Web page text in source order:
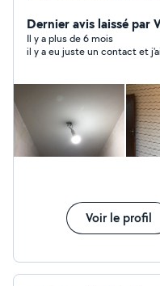
Je peint je pose de la
travaux de maçonnerie
m'engage sur un
est que le client soit
Dernier avis laissé par
Il y a plus de 6 mois
il y a eu juste un contact et
Voir le profil